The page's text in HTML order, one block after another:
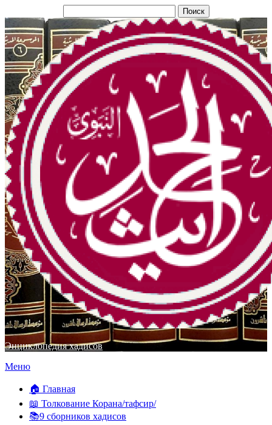
Энциклопедия хадисов
Перейти
содержимому
Меню
🏠 Главная
📖 Толкование Корана/тафсир/
📚9 сборников хадисов